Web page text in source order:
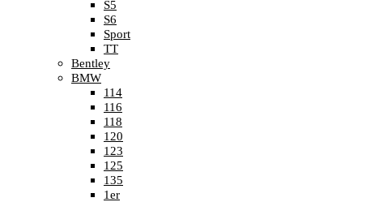
S5
S6
Sport
TT
Bentley
BMW
114
116
118
120
123
125
135
1er